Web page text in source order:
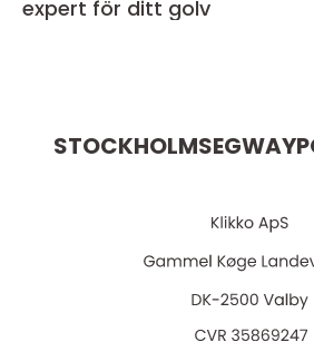
expert för ditt golv